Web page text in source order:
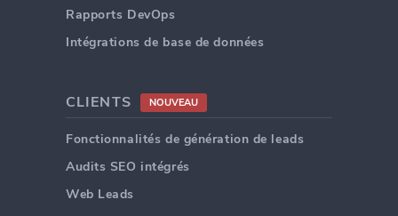
Rapports DevOps
Intégrations de base de données
CLIENTS NOUVEAU
Fonctionnalités de génération de leads
Audits SEO intégrés
Web Leads